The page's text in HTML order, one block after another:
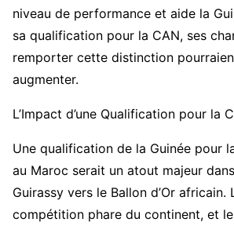
niveau de performance et aide la
sa qualification pour la CAN, ses
remporter cette distinction
augmenter.
L’Impact d’une Qualification pour la
Une qualification de la Guinée pour
au Maroc serait un atout majeur
Guirassy vers le Ballon d’Or africain.
compétition phare du continent, et